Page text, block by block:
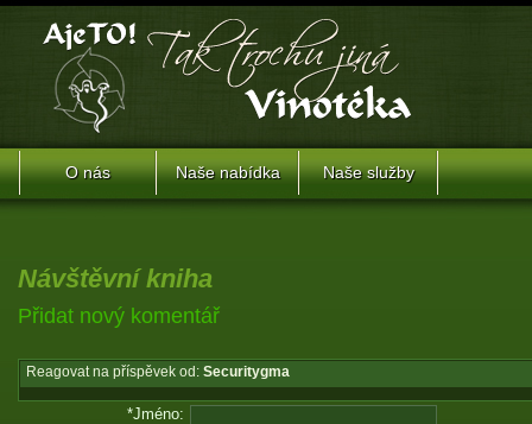
O nás Naše nabídka Naše služby
Návštěvní kniha
Přidat nový komentář
Reagovat na příspěvek od: Securitygma
*Jméno: